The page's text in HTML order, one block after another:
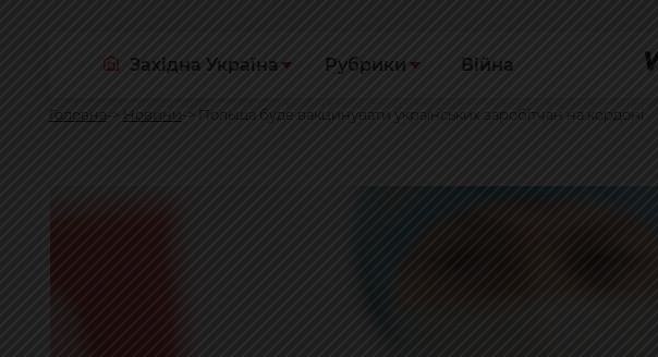
Західна Україна Рубрики Війна
Головна Новини Польща буде вакцинувати українських заробітчан на кордоні